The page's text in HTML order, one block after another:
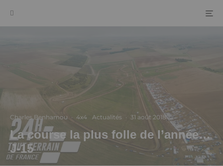
Charles Benhamou · 4x4 Actualités · 31 août 2018
La course la plus folle de l’année…
J-15